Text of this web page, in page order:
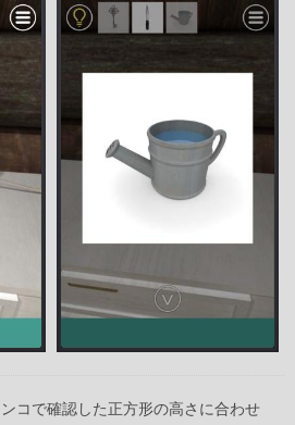
コで確認した正方形の高さに合わせ